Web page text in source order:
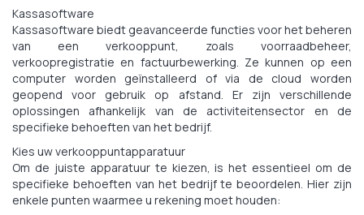
Kassasoftware
Kassasoftware biedt geavanceerde functies voor het beheren
van een verkooppunt, zoals voorraadbeheer,
verkoopregistratie en factuurbewerking. Ze kunnen op een
computer worden geïnstalleerd of via de cloud worden
geopend voor gebruik op afstand. Er zijn verschillende
oplossingen afhankelijk van de activiteitensector en de
specifieke behoeften van het bedrijf.
Kies uw verkooppuntapparatuur
Om de juiste apparatuur te kiezen, is het essentieel om de
specifieke behoeften van het bedrijf te beoordelen. Hier zijn
enkele punten waarmee u rekening moet houden: